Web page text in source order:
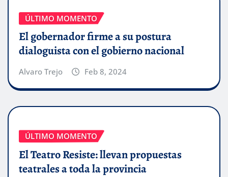
ÚLTIMO MOMENTO
El gobernador firme a su postura
dialoguista con el gobierno nacional
Alvaro Trejo Feb 8, 2024
ÚLTIMO MOMENTO
El Teatro Resiste: llevan propuestas
teatrales a toda la provincia